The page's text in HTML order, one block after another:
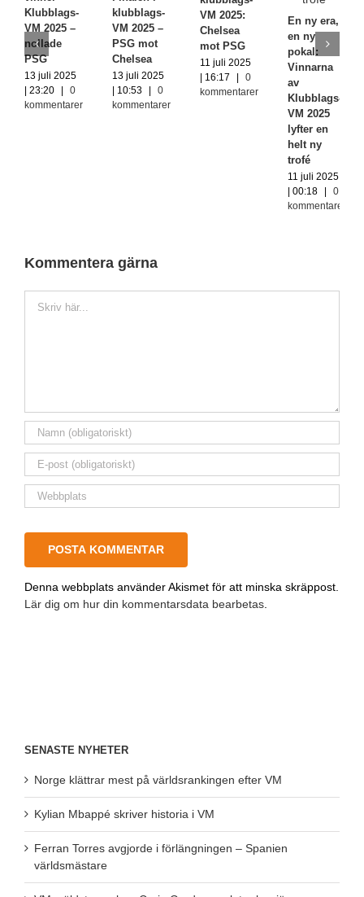
Klubblags-
VM 2025 –
nollade
PSG
13 juli 2025
| 23:20
|
0
kommentarer
klubblags-
VM 2025 –
PSG mot
Chelsea
13 juli 2025
| 10:53
|
0
kommentarer
VM 2025:
Chelsea
mot PSG
11 juli 2025
| 16:17
|
0
kommentarer
En ny era,
en ny
pokal:
Vinnarna
av
Klubblags-
VM 2025
lyfter en
helt ny
trofé
11 juli 2025
| 00:18
|
0
kommentarer
Kommentera gärna
Denna webbplats använder Akismet för att minska skräppost.
Lär dig om hur din kommentarsdata bearbetas
SENASTE NYHETER
Norge klättrar mest på världsrankingen efter VM
Kylian Mbappé skriver historia i VM
Ferran Torres avgjorde i förlängningen – Spanien
världsmästare